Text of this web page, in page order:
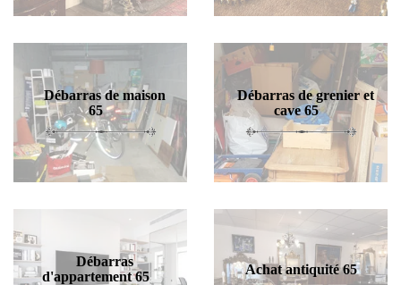
Débarras de maison
65
Débarras de grenier et
cave 65
Débarras
d'appartement 65
Achat antiquité 65